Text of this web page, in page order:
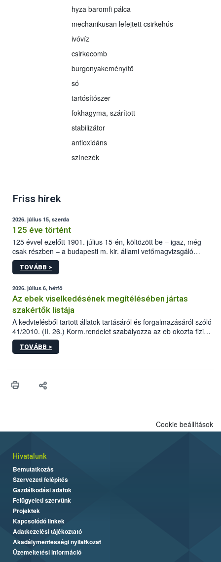
hyza baromfi pálca
mechanikusan lefejtett csirkehús
ivóvíz
csirkecomb
burgonyakeményítő
só
tartósítószer
fokhagyma, szárított
stabilizátor
antioxidáns
színezék
Friss hírek
2026. július 15, szerda
125 éve történt
125 évvel ezelőtt 1901. július 15-én, költözött be – igaz, még
csak részben – a budapesti m. kir. állami vetőmagvizsgáló
állomás a Kis Rókus utca 15. szám alatti, Czigler Győző által
tervezett új épületébe.
TOVÁBB >
2026. július 6, hétfő
Az ebek viselkedésének megítélésében jártas
szakértők listája
A kedvtelésből tartott állatok tartásáról és forgalmazásáról szóló
41/2010. (II. 26.) Korm.rendelet szabályozza az eb okozta fizikai
sérülés, illetve ennek veszélye keletkezésekor felmerülő
hatósági feladatokat, valamint a veszélyes eb tartását és annak
vonni az ebek viselkedésének megítélésében jártas szakértőt.
TOVÁBB >
Cookie beállítások
Hivatalunk
Bemutatkozás
Szervezeti felépítés
Gazdálkodási adatok
Felügyeleti szervünk
Projektek
Kapcsolódó linkek
Adatkezelési tájékoztató
Akadálymentességi nyilatkozat
Üzemeltetési információ